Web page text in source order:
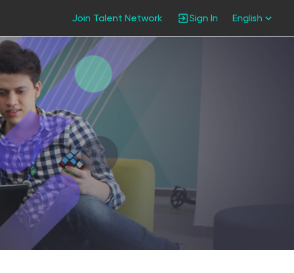
Join Talent Network Sign In English